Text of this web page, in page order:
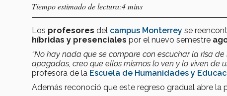
Tiempo estimado de lectura:4 mins
Los profesores del campus Monterrey se
híbridas y presenciales por el nuevo semestre
“No hay nada que se compare con escuchar la risa
apagadas, creo que ellos mismos lo ven y lo viven de
profesora de la Escuela de Humanidades y
Además reconoció que este regreso gradual abre la